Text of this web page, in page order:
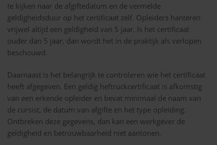
te kijken naar de afgiftedatum en de vermelde
geldigheidsduur op het certificaat zelf. Opleiders hanteren
vrijwel altijd een geldigheid van 5 jaar. Is het certificaat
ouder dan 5 jaar, dan wordt het in de praktijk als verlopen
beschouwd.
Daarnaast is het belangrijk te controleren wie het certificaat
heeft afgegeven. Een geldig heftruckcertificaat is afkomstig
van een erkende opleider en bevat minimaal de naam van
de cursist, de datum van afgifte en het type opleiding.
Ontbreken deze gegevens, dan kan een werkgever de
geldigheid en betrouwbaarheid niet aantonen.